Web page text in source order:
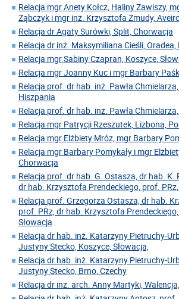
Relacja mgr Anety Kołcz, Haliny Zawiszy,
Ząbczyk i mgr inż. Krzysztofa Żmudy,
Relacja dr Agaty Surówki, Split, Chorwacja
Relacja dr inż. Maksymiliana Cieśli, Oradea,
Relacja mgr Sabiny Czapran, Koszyce,
Relacja mgr Joanny Kuc i mgr Barbary
Relacja prof. dr hab. inż. Pawła
Hiszpania
Relacja prof. dr hab. inż. Pawła
Relacja mgr Patrycji Rzeszutek, Lizbona,
Relacja mgr Elżbiety Mróz, mgr Barbary
Relacja mgr Barbary Pomykały i mgr
Chorwacja
Relacja prof. dr hab. G. Ostasza, dr hab. K.
dr hab. Krzysztofa Prendeckiego, prof.
Relacja prof. Grzegorza Ostasza, dr hab.
prof. PRz, dr hab. Krzysztofa
Słowacja
Relacja dr hab. inż. Katarzyny Pietruchy-
Justyny Stecko, Koszyce, Słowacja,
Relacja dr hab. inż. Katarzyny Pietruchy-
Justyny Stecko, Brno, Czechy
Relacja dr inż. arch. Anny Martyki,